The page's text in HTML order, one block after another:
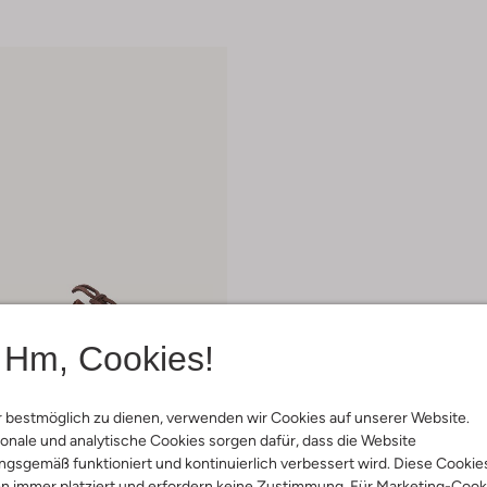
Hm, Cookies!
bestmöglich zu dienen, verwenden wir Cookies auf unserer Website.
und analytische Cookies sorgen dafür, dass die Website
funktioniert und kontinuierlich verbessert wird. Diese